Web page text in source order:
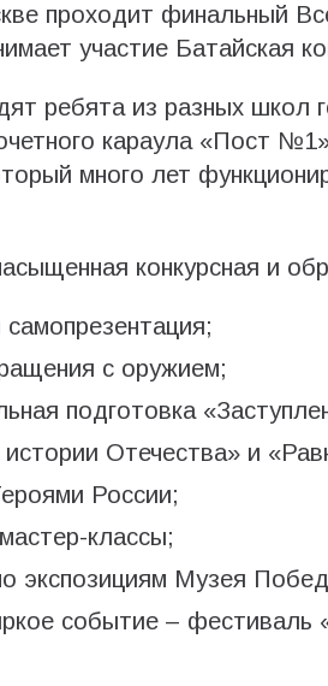
проходит финальный
участие Батайская
ребята из разных школ
караула «Пост
много лет
конкурсная и
самопрезентация;
с оружием;
подготовка
Отечества» и
России;
классы;
экспозициям Музея
событие – фестиваль